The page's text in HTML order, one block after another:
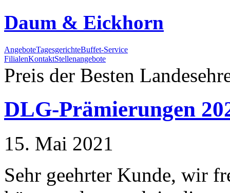
Daum & Eickhorn
AngeboteTagesgerichteBuffet-Service
FilialenKontaktStellenangebote
Preis der Besten
DLG-Prämierungen
15. Mai 2021
Sehr geehrter Kunde, wir